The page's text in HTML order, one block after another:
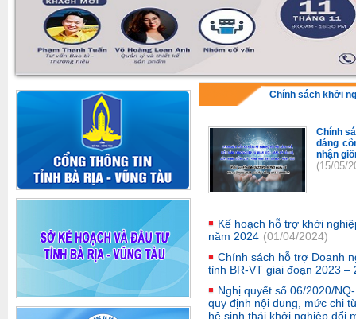
Chính sách khởi
Chính
dáng
nhận
(15/05/
Kế hoạch hỗ trợ khởi
năm 2024 (01/04/2024)
Chính sách hỗ trợ Doanh
tỉnh BR-VT giai đoạn 2023 –
Nghị quyết số 06/2020/
quy định nội dung, mức chi
hệ sinh thái khởi nghiệp đổi